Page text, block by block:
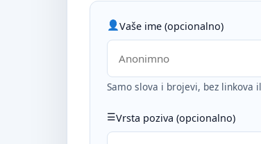
Vaše ime (opcionalno)
Samo slova i brojevi, bez linkova
Vrsta poziva (opcionalno)